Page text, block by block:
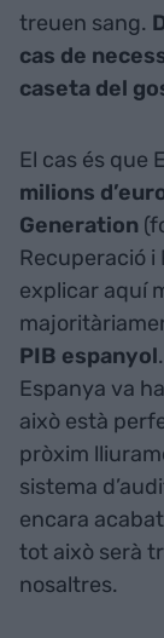
treuen sang.
cas de
caseta del
El cas és que
milions
Generation
Recuperació i
explicar aquí
PIB espanyol
Espanya va
això està
pròxim
sistema
encara
tot això serà
nosaltres.